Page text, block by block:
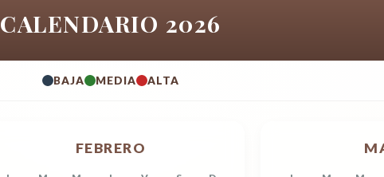
CALENDARIO 2026
BAJA MEDIA ALTA
FEBRERO